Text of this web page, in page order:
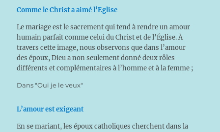
Comme le Christ a aimé l’Eglise
Le mariage est le sacrement qui tend à rendre un amour
humain parfait comme celui du Christ et de l’Église. À
travers cette image, nous observons que dans l’amour
des époux, Dieu a non seulement donné deux rôles
différents et complémentaires à l’homme et à la femme ;
Dans "Oui je le veux"
L’amour est exigeant
En se mariant, les époux catholiques cherchent dans la